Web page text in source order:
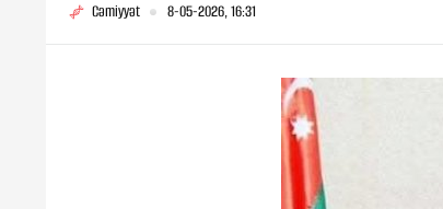
Cəmiyyət 8-05-2026, 16:31